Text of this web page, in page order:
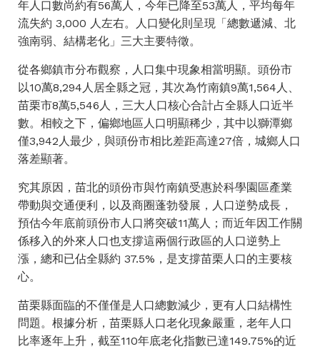
年人口數尚約有56萬人，今年已降至53萬人，平均每年
流失約 3,000 人左右。人口變化則呈現「總數遞減、北
強南弱、結構老化」三大主要特徵。
從各鄉鎮市分布觀察，人口集中現象相當明顯。頭份市
以10萬8,294人居全縣之冠，其次為竹南鎮9萬1,564人、
苗栗市8萬5,546人，三大人口核心合計占全縣人口近半
數。相較之下，偏鄉地區人口明顯稀少，其中以獅潭鄉
僅3,942人最少，與頭份市相比差距高達27倍，城鄉人口
落差顯著。
​究其原因，苗北的頭份市與竹南鎮受惠於科學園區產業
帶動與交通便利，以及商圈蓬勃發展，人口逆勢成長，
預估今年底前頭份市人口將突破11萬人；而近年因工作關
係移入的外來人口也支撐這兩個行政區的人口逆勢上
漲，總和已佔全縣約 37.5%，是支撐苗栗人口的主要核
心。
苗栗縣面臨的不僅僅是人口總數減少，更有人口結構性
問題。根據分析，苗栗縣人口老化現象嚴重，老年人口
比率逐年上升，截至110年底老化指數已達149.75%的近